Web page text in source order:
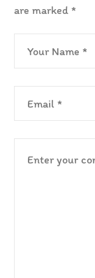
are marked *